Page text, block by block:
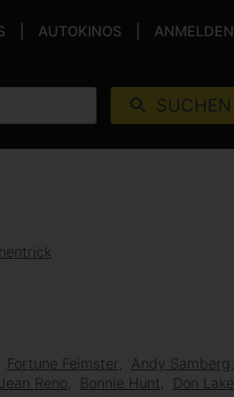
AUTOKINOS ANMELDEN
SUCHEN
Fortune Feimster
Andy Samberg
Jean Reno Bonnie Hunt
Don Lake